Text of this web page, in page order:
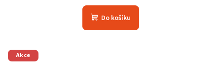
hodnocení
produktu
Do košíku
Akce